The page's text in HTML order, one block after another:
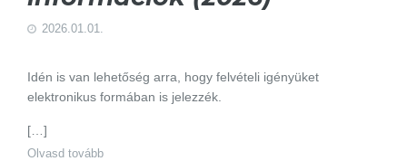
2026.01.01.
Idén is van lehetőség arra, hogy felvételi igényüket
elektronikus formában is jelezzék.
[…]
Olvasd tovább